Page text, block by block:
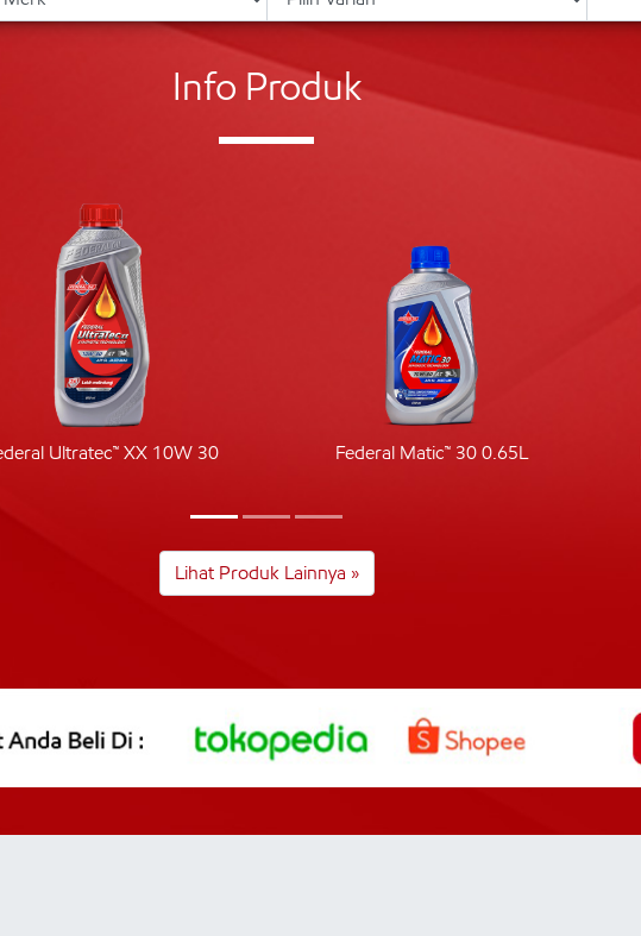
Info Produk
Ultratec™ XX 10W 30 Federal Matic™ 30 0.65L
Lihat Produk Lainnya »